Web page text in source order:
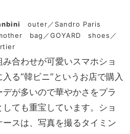
outer／Sandro Paris
bag／GOYARD shoes／
み合わせが可愛いスマホショ
る“韓ビニ”というお店で購入
が多いので華やかさをプラ
ても重宝しています。ショ
スは、写真を撮るタイミン